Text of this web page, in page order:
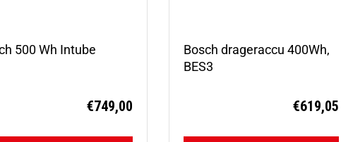
500 Wh Intube
€749,00
Bosch drageraccu 400Wh,
BES3
€619,05